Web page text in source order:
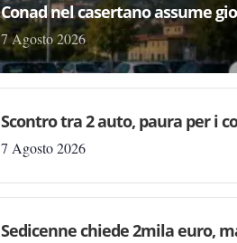
Conad nel casertano assume
7 Agosto 2026
Scontro tra 2 auto, paura per i
7 Agosto 2026
Sedicenne chiede 2mila euro,